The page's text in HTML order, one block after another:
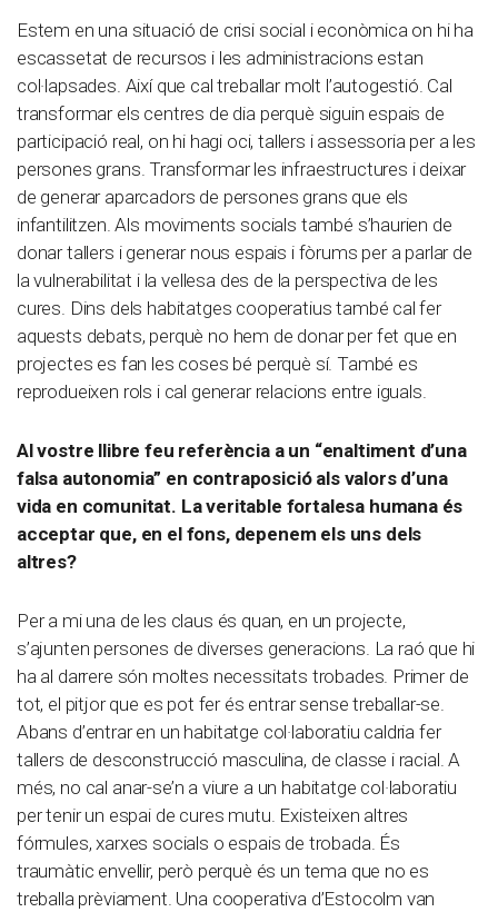
Estem en una situació de crisi social i econòmica on hi ha
escassetat de recursos i les administracions estan
col·lapsades. Així que cal treballar molt l’autogestió. Cal
transformar els centres de dia perquè siguin espais de
participació real, on hi hagi oci, tallers i assessoria per a les
persones grans. Transformar les infraestructures i deixar
de generar aparcadors de persones grans que els
infantilitzen. Als moviments socials també s’haurien de
donar tallers i generar nous espais i fòrums per a parlar de
la vulnerabilitat i la vellesa des de la perspectiva de les
cures. Dins dels habitatges cooperatius també cal fer
aquests debats, perquè no hem de donar per fet que en
projectes es fan les coses bé perquè sí. També es
reprodueixen rols i cal generar relacions entre iguals.
Al vostre llibre feu referència a un “enaltiment d’una
falsa autonomia” en contraposició als valors d’una
vida en comunitat. La veritable fortalesa humana és
acceptar que, en el fons, depenem els uns dels
altres?
Per a mi una de les claus és quan, en un projecte,
s’ajunten persones de diverses generacions. La raó que hi
ha al darrere són moltes necessitats trobades. Primer de
tot, el pitjor que es pot fer és entrar sense treballar-se.
Abans d’entrar en un habitatge col·laboratiu caldria fer
tallers de desconstrucció masculina, de classe i racial. A
més, no cal anar-se’n a viure a un habitatge col·laboratiu
per tenir un espai de cures mutu. Existeixen altres
fórmules, xarxes socials o espais de trobada. És
traumàtic envellir, però perquè és un tema que no es
treballa prèviament. Una cooperativa d’Estocolm van